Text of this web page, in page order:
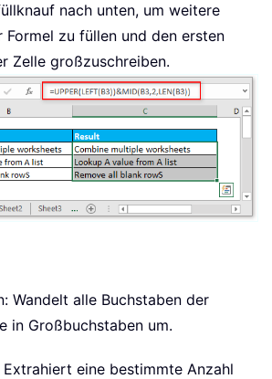
nach unten, um weitere
Formel zu füllen und den ersten
Zelle großzuschreiben.
Wandelt alle Buchstaben der
in Großbuchstaben um.
Extrahiert eine bestimmte Anzahl